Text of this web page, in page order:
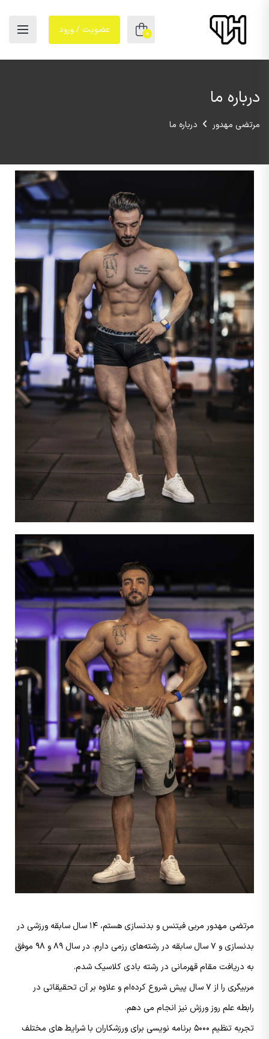
0 عضویت / ورود
درباره ما
مرتضی مهدور درباره ما
مرتضی مهدور مربی فیتنس و بدنسازی هستم، ۱۴ سال سابقه ورزشی در
بدنسازی و ۷ سال سابقه در رشته‌های رزمی دارم. در سال ۸۹ و ۹۸ موفق
به دریافت مقام قهرمانی در رشته بادی کلاسیک شدم.
مربیگری را از ۷ سال پیش شروع کرده‌ام و علاوه بر آن تحقیقاتی در
رابطه علم روز ورزش نیز انجام می دهم.
تجربه تنظیم ۵۰۰۰ برنامه نویسی برای ورزشکاران با شرایط های مختلف